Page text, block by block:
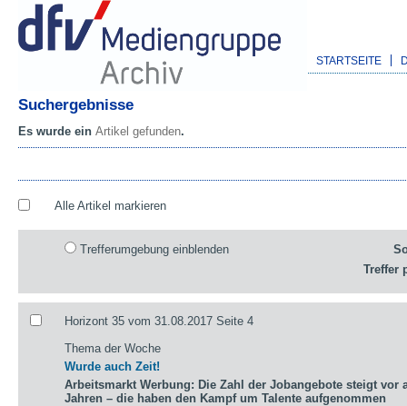
STARTSEITE
Suchergebnisse
Es wurde ein Artikel gefunden.
Alle Artikel markieren
Trefferumgebung einblenden
Treffer
Horizont 35 vom 31.08.2017 Seite 4
Thema der Woche
Wurde auch Zeit!
Arbeitsmarkt Werbung: Die Zahl der Jobangebote steigt vor
Jahren – die haben den Kampf um Talente aufgenommen